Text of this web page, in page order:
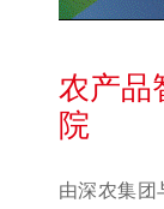
农产品
院
由深农集团